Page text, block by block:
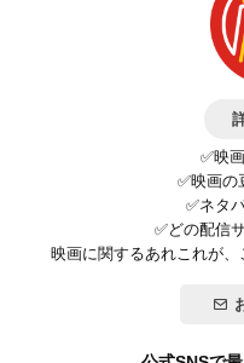
✅映
✅映画の
✅ネタ
✅どの配信
映画に関するあれこれが、